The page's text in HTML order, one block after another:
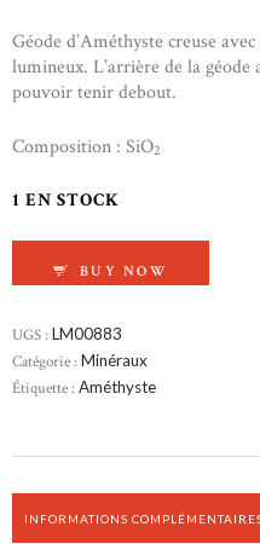
Géode d’Améthyste creuse
lumineux. L’arrière de la
pouvoir tenir debout.
Composition : SiO2
1 EN STOCK
BUY NOW
UGS : LM00883
Catégorie : Minéraux
Étiquette : Améthyste
INFORMATIONS